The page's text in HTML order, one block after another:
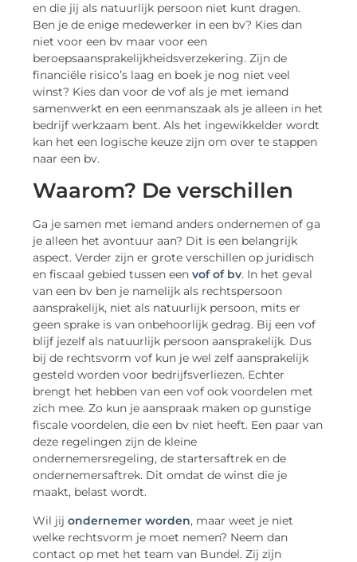
en die jij als natuurlijk persoon niet kunt dragen.
Ben je de enige medewerker in een bv? Kies dan
niet voor een bv maar voor een
beroepsaansprakelijkheidsverzekering. Zijn de
financiële risico’s laag en boek je nog niet veel
winst? Kies dan voor de vof als je met iemand
samenwerkt en een eenmanszaak als je alleen in het
bedrijf werkzaam bent. Als het ingewikkelder wordt
kan het een logische keuze zijn om over te stappen
naar een bv.
Waarom? De verschillen
Ga je samen met iemand anders ondernemen of ga
je alleen het avontuur aan? Dit is een belangrijk
aspect. Verder zijn er grote verschillen op juridisch
en fiscaal gebied tussen eenvof of bv. In het geval
van een bv ben je namelijk als rechtspersoon
aansprakelijk, niet als natuurlijk persoon, mits er
geen sprake is van onbehoorlijk gedrag. Bij een vof
blijf jezelf als natuurlijk persoon aansprakelijk. Dus
bij de rechtsvorm vof kun je wel zelf aansprakelijk
gesteld worden voor bedrijfsverliezen. Echter
brengt het hebben van een vof ook voordelen met
zich mee. Zo kun je aanspraak maken op gunstige
fiscale voordelen, die een bv niet heeft. Een paar van
deze regelingen zijn de kleine
ondernemersregeling, de startersaftrek en de
ondernemersaftrek. Dit omdat de winst die je
maakt, belast wordt.
Wil jijondernemer worden, maar weet je niet
welke rechtsvorm je moet nemen? Neem dan
contact op met het team van Bundel. Zij zijn